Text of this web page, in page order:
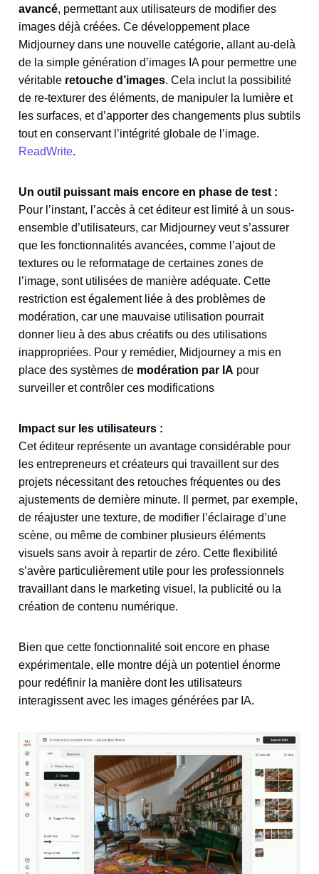
avancé, permettant aux utilisateurs de modifier des
images déjà créées. Ce développement place
Midjourney dans une nouvelle catégorie, allant au-delà
de la simple génération d’images IA pour permettre une
véritable retouche d’images. Cela inclut la possibilité
de re-texturer des éléments, de manipuler la lumière et
les surfaces, et d’apporter des changements plus subtils
tout en conservant l’intégrité globale de l’image​​.
ReadWrite.
Un outil puissant mais encore en phase de test :
Pour l’instant, l’accès à cet éditeur est limité à un sous-
ensemble d’utilisateurs, car Midjourney veut s’assurer
que les fonctionnalités avancées, comme l’ajout de
textures ou le reformatage de certaines zones de
l’image, sont utilisées de manière adéquate. Cette
restriction est également liée à des problèmes de
modération, car une mauvaise utilisation pourrait
donner lieu à des abus créatifs ou des utilisations
inappropriées. Pour y remédier, Midjourney a mis en
place des systèmes de modération par IA pour
surveiller et contrôler ces modifications​
Impact sur les utilisateurs :
Cet éditeur représente un avantage considérable pour
les entrepreneurs et créateurs qui travaillent sur des
projets nécessitant des retouches fréquentes ou des
ajustements de dernière minute. Il permet, par exemple,
de réajuster une texture, de modifier l’éclairage d’une
scène, ou même de combiner plusieurs éléments
visuels sans avoir à repartir de zéro. Cette flexibilité
s’avère particulièrement utile pour les professionnels
travaillant dans le marketing visuel, la publicité ou la
création de contenu numérique.
Bien que cette fonctionnalité soit encore en phase
expérimentale, elle montre déjà un potentiel énorme
pour redéfinir la manière dont les utilisateurs
interagissent avec les images générées par IA.